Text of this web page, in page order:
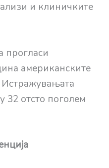
и клиничките
прогласи
американските
Истражувањата
32 отсто поголем